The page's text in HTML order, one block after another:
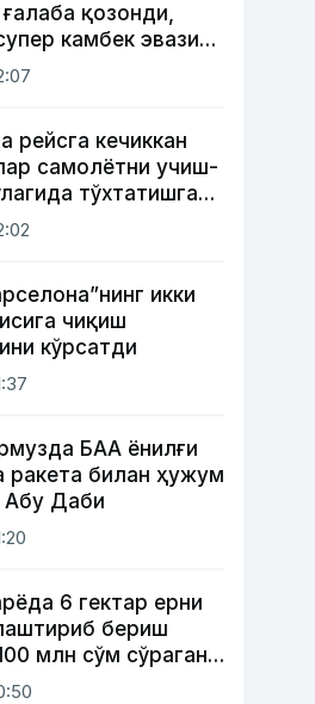
қозонди,
камбек эвазига
устун келди,
қайд этди
рейсга кечиккан
самолётни учиш-
тўхтатишга
икки
чиқиш
кўрсатди
БАА ёнилғи
ракета билан ҳужум
Даби
6 гектар ерни
бериш
млн сўм сўраган